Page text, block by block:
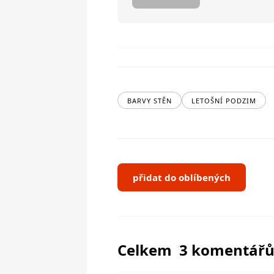
BARVY STĚN LETOŠNÍ PODZIM
přidat do oblíbených
Celkem 3 komentářů